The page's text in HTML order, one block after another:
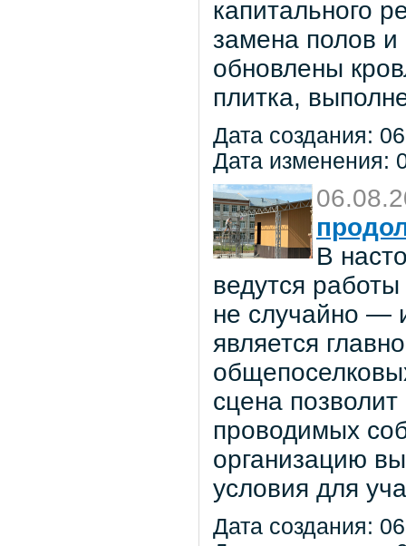
капитального
замена полов
обновлены
плитка,
Дата создания:
Дата изменения:
В
ведутся
не случайно —
является
сцена
проводимых
организацию
условия для
Дата создания: